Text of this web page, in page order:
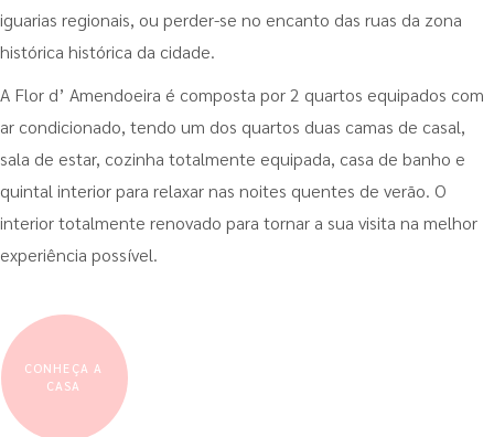
iguarias regionais, ou perder-se no encanto das ruas da zona
histórica histórica da cidade.
A Flor d’ Amendoeira é composta por 2 quartos equipados com
ar condicionado, tendo um dos quartos duas camas de casal,
sala de estar, cozinha totalmente equipada, casa de banho e
quintal interior para relaxar nas noites quentes de verão. O
interior totalmente renovado para tornar a sua visita na melhor
experiência possível.
CONHEÇA A
CASA